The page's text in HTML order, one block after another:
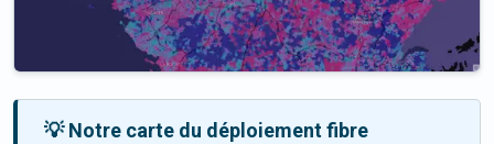
💡 Notre carte du déploiement fibre